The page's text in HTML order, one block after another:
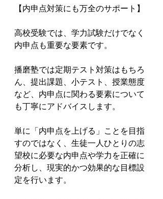
【内申点対策にも万全のサポート】
高校受験では、学力試験だけでなく
内申点も重要な要素です。
播磨塾では定期テスト対策はもちろ
ん、提出課題、小テスト、授業態度
など、内申点に関わる要素について
も丁寧にアドバイスします。
単に「内申点を上げる」ことを目指
すのではなく、生徒一人ひとりの志
望校に必要な内申点や学力を正確に
分析し、現実的かつ効果的な目標設
定を行います。